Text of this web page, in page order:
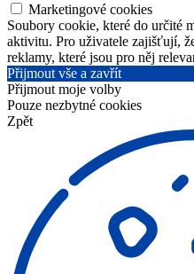
Marketingové cookies
Soubory cookie, které do určité
aktivitu. Pro uživatele zajišťují,
reklamy, které jsou pro něj
Přijmout vše a zavřít
Přijmout moje volby
Pouze nezbytné cookies
Zpět